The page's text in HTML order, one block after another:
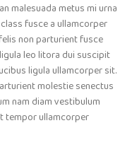
malesuada metus mi urna
fusce a ullamcorper
non parturient fusce
leo litora dui suscipit
ligula ullamcorper sit.
molestie senectus
nam diam vestibulum
tempor ullamcorper